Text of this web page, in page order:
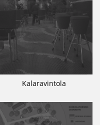
Kalaravintola